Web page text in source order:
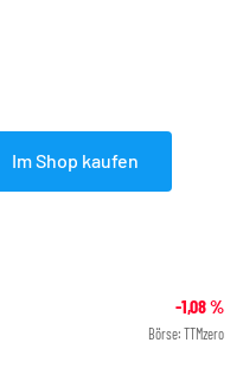
Im Shop kaufen
-1,08%
Börse: TTMzero